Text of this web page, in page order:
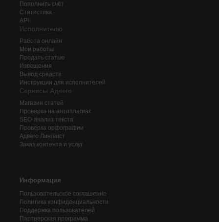
Пополнить счёт
Статистика
API
Исполнителю
Работа онлайн
Мои работы
Продать статью
Извещения
Вывод средств
Инструкции для исполнителей
Сервисы Адвего
Магазин статей
Проверка на антиплагиат
SEO-анализ текста
Проверка орфографии
Адвего Лингвист
Заказ контента и услуг
Информация
Пользовательское соглашение
Политика конфиденциальности
Поддержка пользователей
Партнерская программа